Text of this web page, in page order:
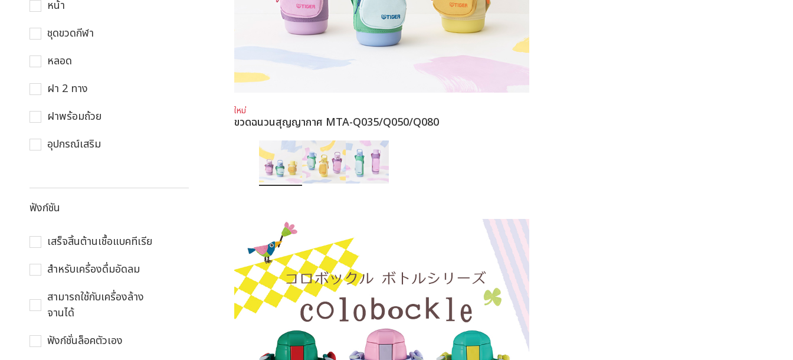
หน้า
ชุดขวดกีฬา
หลอด
ฝา 2 ทาง
ฝาพร้อมถ้วย
อุปกรณ์เสริม
ฟังก์ชัน
เสร็จสิ้นต้านเชื้อแบคทีเรีย
สําหรับเครื่องดื่มอัดลม
สามารถใช้กับเครื่องล้าง
จานได้
ฟังก์ชั่นล็อคตัวเอง
ใหม่
ขวดฉนวนสุญญากาศ MTA-Q035/Q050/Q080